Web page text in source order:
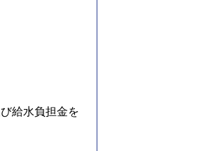
給水負担金を